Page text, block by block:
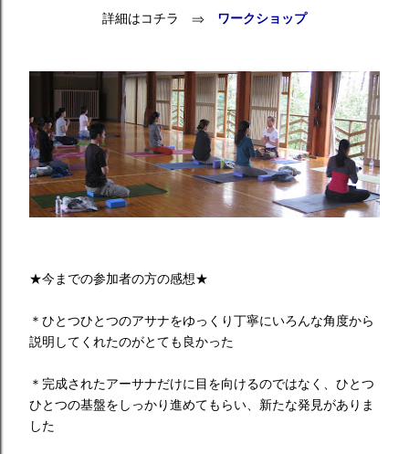
詳細はコチラ ⇒ ワークショップ
★今までの参加者の方の感想★
＊ひとつひとつのアサナをゆっくり丁寧にいろんな角度から
説明してくれたのがとても良かった
＊完成されたアーサナだけに目を向けるのではなく、ひとつ
ひとつの基盤をしっかり進めてもらい、新たな発見がありま
した